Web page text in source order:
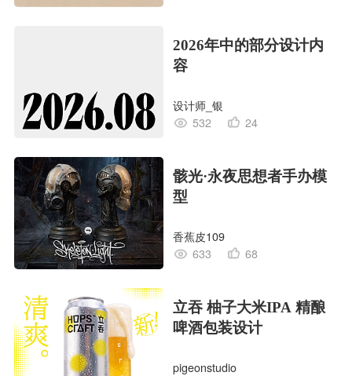
2026年中的部分设计内
容
设计师_银
532
24
骸光·永夜思想者手办模
型
香蕉皮109
633
68
立吞 柚子大米IPA 精酿
啤酒包装设计
pigeonstudio